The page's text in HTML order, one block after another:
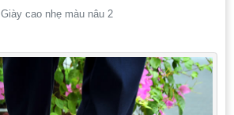
Giày cao nhẹ màu nâu 2